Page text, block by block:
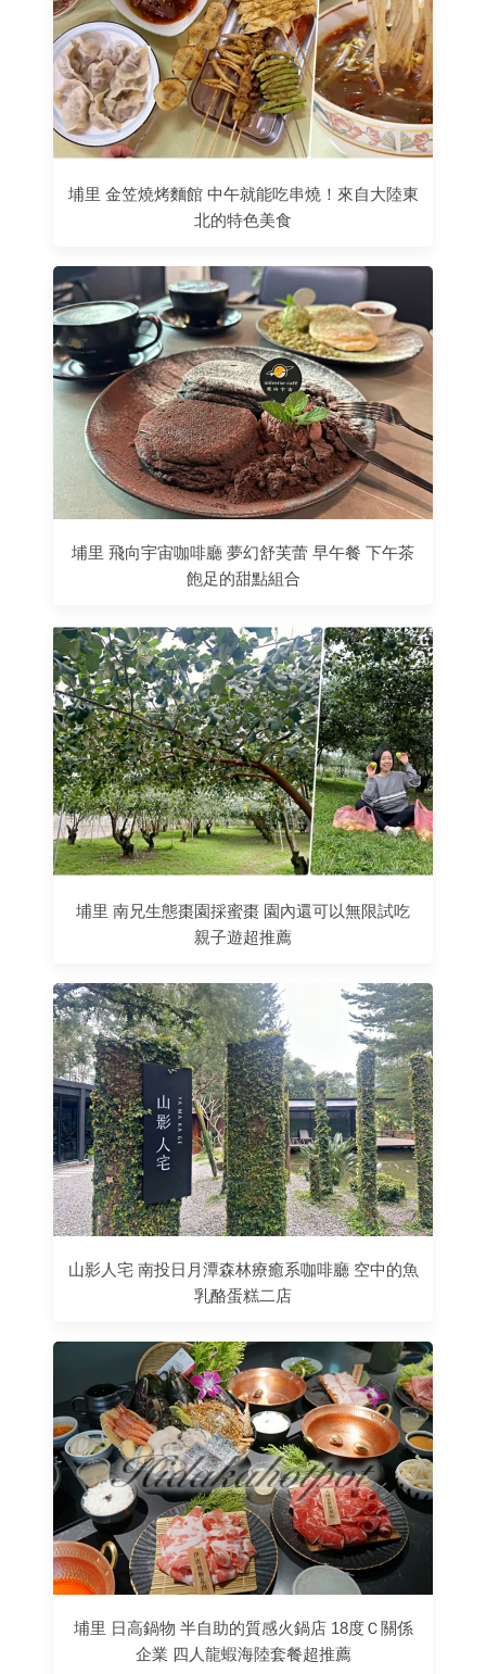
埔里 金笠燒烤麵館 中午就能吃串燒！來自大陸東
北的特色美食
埔里 飛向宇宙咖啡廳 夢幻舒芙蕾 早午餐 下午茶
飽足的甜點組合
埔里 南兄生態棗園採蜜棗 園內還可以無限試吃
親子遊超推薦
山影人宅 南投日月潭森林療癒系咖啡廳 空中的魚
乳酪蛋糕二店
埔里 日高鍋物 半自助的質感火鍋店 18度Ｃ關係
企業 四人龍蝦海陸套餐超推薦